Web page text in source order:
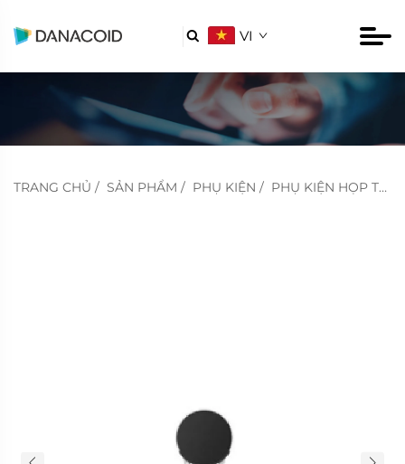
 VI
TRANG CHỦ / SẢN PHẨM / PHỤ KIỆN / PHỤ KIỆN HỌP TRỰC TUYẾN